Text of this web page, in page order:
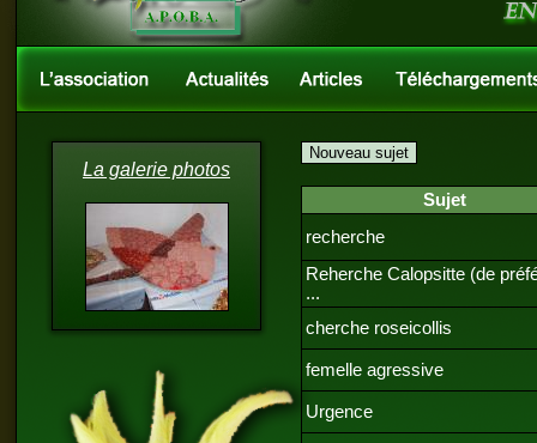
La galerie photos
Sujet
recherche
Reherche Calopsitte (de
...
cherche roseicollis
femelle agressive
Urgence